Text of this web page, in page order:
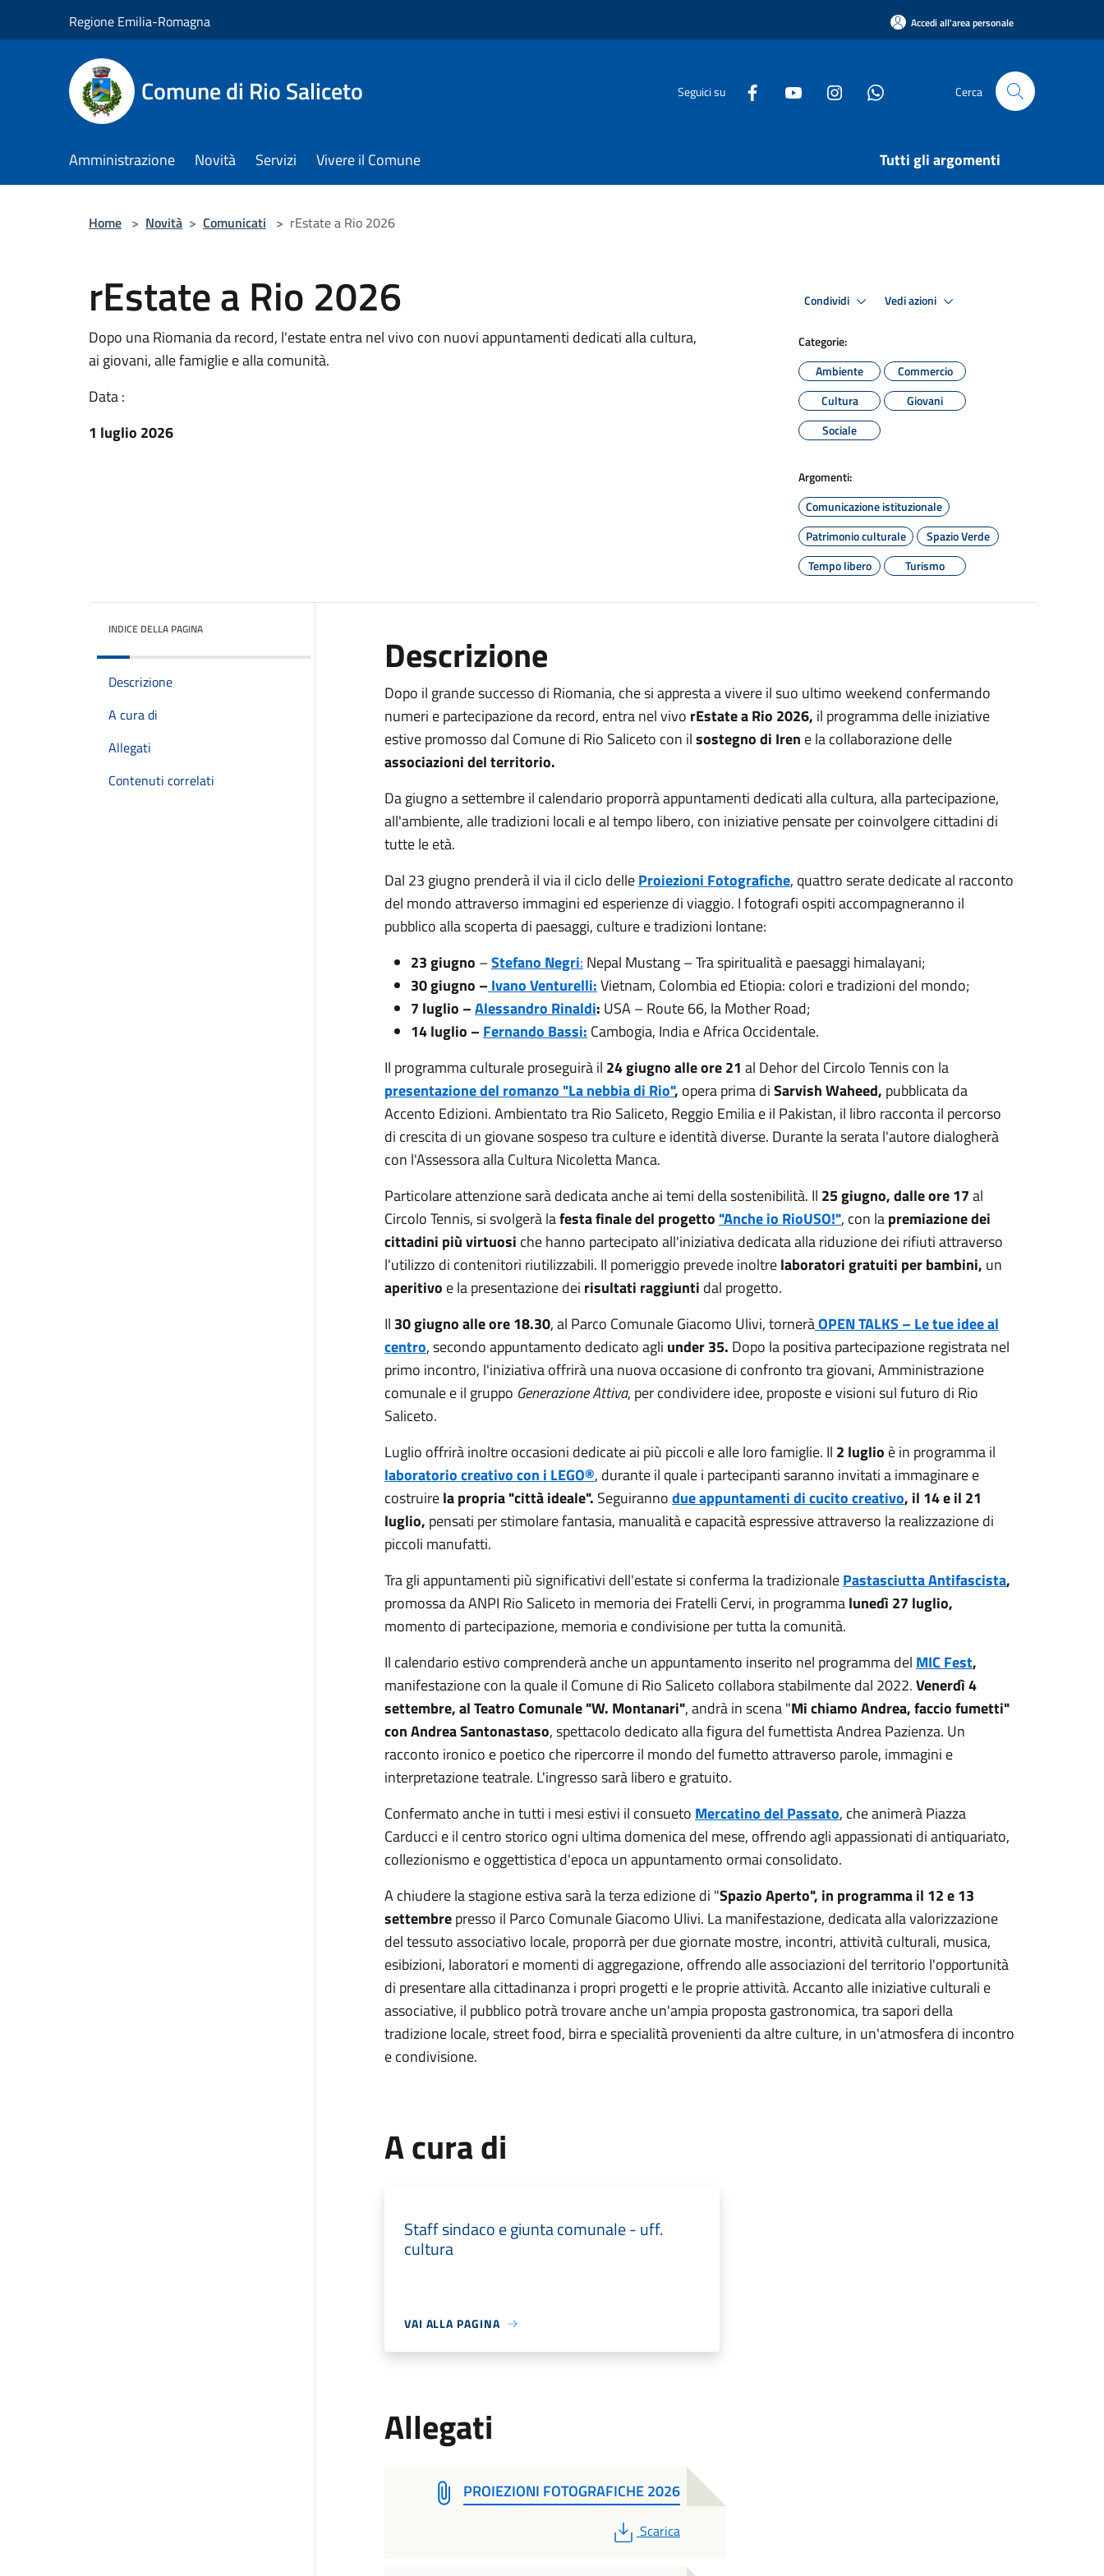
Regione Emilia-Romagna Accedi all'area personale
Comune di Rio Saliceto Seguici su Cerca
Amministrazione Novità Servizi Vivere il Comune Tutti gli argomenti
Home > Novità > Comunicati > rEstate a Rio 2026
rEstate a Rio 2026
Dopo una Riomania da record, l'estate entra nel vivo con nuovi appuntamenti dedicati alla cultura,
ai giovani, alle famiglie e alla comunità.
Data :
1 luglio 2026
Condividi Vedi azioni
Categorie:
Ambiente
Commercio
Cultura
Giovani
Sociale
Argomenti:
Comunicazione istituzionale
Patrimonio culturale
Spazio Verde
Tempo libero
Turismo
INDICE DELLA PAGINA
Descrizione
A cura di
Allegati
Contenuti correlati
Descrizione
Dopo il grande successo di Riomania, che si appresta a vivere il suo ultimo weekend confermando
numeri e partecipazione da record, entra nel vivo rEstate a Rio 2026, il programma delle iniziative
estive promosso dal Comune di Rio Saliceto con ilsostegno di Iren e la collaborazione delle
associazioni del territorio.
Da giugno a settembre il calendario proporrà appuntamenti dedicati alla cultura, alla partecipazione,
all'ambiente, alle tradizioni locali e al tempo libero, con iniziative pensate per coinvolgere cittadini di
tutte le età.
Dal 23 giugno prenderà il via il ciclo delleProiezioni Fotografiche, quattro serate dedicate al racconto
del mondo attraverso immagini ed esperienze di viaggio. I fotografi ospiti accompagneranno il
pubblico alla scoperta di paesaggi, culture e tradizioni lontane:
23 giugno –Stefano Negri: Nepal Mustang – Tra spiritualità e paesaggi himalayani;
30 giugno – Ivano Venturelli:Vietnam, Colombia ed Etiopia: colori e tradizioni del mondo;
7 luglio –Alessandro Rinaldi: USA – Route 66, la Mother Road;
14 luglio – Fernando Bassi: Cambogia, India e Africa Occidentale.
Il programma culturale proseguirà il 24 giugno alle ore 21 al Dehor del Circolo Tennis con la
presentazione del romanzo "La nebbia di Rio", opera prima diSarvish Waheed, pubblicata da
Accento Edizioni. Ambientato tra Rio Saliceto, Reggio Emilia e il Pakistan, il libro racconta il percorso
di crescita di un giovane sospeso tra culture e identità diverse. Durante la serata l'autore dialogherà
con l'Assessora alla Cultura Nicoletta Manca.
Particolare attenzione sarà dedicata anche ai temi della sostenibilità. Il 25 giugno, dalle ore 17al
Circolo Tennis, si svolgerà lafesta finale del progetto "Anche io RioUSO!", con lapremiazione dei
cittadini più virtuosi che hanno partecipato all'iniziativa dedicata alla riduzione dei rifiuti attraverso
l'utilizzo di contenitori riutilizzabili. Il pomeriggio prevede inoltrelaboratori gratuiti per bambini, un
aperitivo e la presentazione dei risultati raggiunti dal progetto.
Il 30 giugno alle ore 18.30, al Parco Comunale Giacomo Ulivi, torneràOPEN TALKS – Le tue idee al
centro, secondo appuntamento dedicato agli under 35. Dopo la positiva partecipazione registrata nel
primo incontro, l'iniziativa offrirà una nuova occasione di confronto tra giovani, Amministrazione
comunale e il gruppo Generazione Attiva, per condividere idee, proposte e visioni sul futuro di Rio
Saliceto.
Luglio offrirà inoltre occasioni dedicate ai più piccoli e alle loro famiglie. Il 2 luglio è in programma il
laboratorio creativo con i LEGO®, durante il quale i partecipanti saranno invitati a immaginare e
costruirela propria "città ideale". Seguirannodue appuntamenti di cucito creativo, il 14 e il 21
luglio, pensati per stimolare fantasia, manualità e capacità espressive attraverso la realizzazione di
piccoli manufatti.
Tra gli appuntamenti più significativi dell'estate si conferma la tradizionalePastasciutta Antifascista,
promossa da ANPI Rio Saliceto in memoria dei Fratelli Cervi, in programmalunedì 27 luglio,
momento di partecipazione, memoria e condivisione per tutta la comunità.
Il calendario estivo comprenderà anche un appuntamento inserito nel programma del MIC Fest,
manifestazione con la quale il Comune di Rio Saliceto collabora stabilmente dal 2022.Venerdì 4
settembre, al Teatro Comunale "W. Montanari", andrà in scena "Mi chiamo Andrea, faccio fumetti"
con Andrea Santonastaso, spettacolo dedicato alla figura del fumettista Andrea Pazienza. Un
racconto ironico e poetico che ripercorre il mondo del fumetto attraverso parole, immagini e
interpretazione teatrale. L'ingresso sarà libero e gratuito.
Confermato anche in tutti i mesi estivi il consueto Mercatino del Passato, che animerà Piazza
Carducci e il centro storico ogni ultima domenica del mese, offrendo agli appassionati di antiquariato,
collezionismo e oggettistica d'epoca un appuntamento ormai consolidato.
A chiudere la stagione estiva sarà la terza edizione di "Spazio Aperto", in programma il 12 e 13
settembrepresso il Parco Comunale Giacomo Ulivi. La manifestazione, dedicata alla valorizzazione
del tessuto associativo locale, proporrà per due giornate mostre, incontri, attività culturali, musica,
esibizioni, laboratori e momenti di aggregazione, offrendo alle associazioni del territorio l'opportunità
di presentare alla cittadinanza i propri progetti e le proprie attività. Accanto alle iniziative culturali e
associative, il pubblico potrà trovare anche un'ampia proposta gastronomica, tra sapori della
tradizione locale, street food, birra e specialità provenienti da altre culture, in un'atmosfera di incontro
e condivisione.
A cura di
Staff sindaco e giunta comunale - uff.
cultura
VAI ALLA PAGINA
Allegati
PROIEZIONI FOTOGRAFICHE 2026
PDF
Scarica